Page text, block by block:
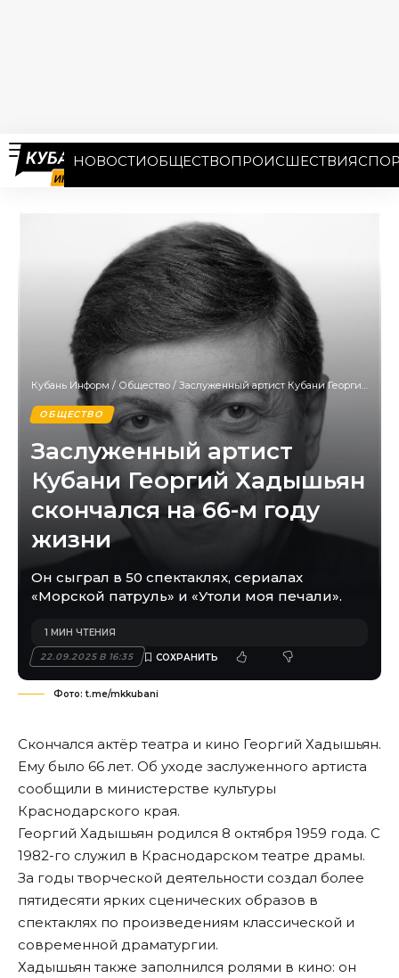
НОВОСТИОБЩЕСТВОПРОИСШЕСТВИЯ
Кубань Информ / Общество / Заслуженный артист Кубани Георгий Хадышьян скончался на 66-м году жизни
ОБЩЕСТВО
Заслуженный артист
Кубани Георгий Хадышьян
скончался на 66-м году
жизни
Он сыграл в 50 спектаклях, сериалах
«Морской патруль» и «Утоли моя печали».
22.09.2025 В 16:35
1 МИН ЧТЕНИЯ
Фото: t.me/mkkubani
Скончался актёр театра и кино Георгий Хадышьян.
Ему было 66 лет. Об уходе заслуженного артиста
сообщили в министерстве культуры
Краснодарского края.
Георгий Хадышьян родился 8 октября 1959 года. С
1982-го служил в Краснодарском театре драмы.
За годы творческой деятельности создал более
пятидесяти ярких сценических образов в
спектаклях по произведениям классической и
современной драматургии.
Хадышьян также заполнился ролями в кино: он